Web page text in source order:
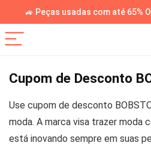
🚙 Peças usadas com até 65%
Cupom de Desconto
Use cupom de desconto
moda. A marca visa trazer moda
está inovando sempre em suas